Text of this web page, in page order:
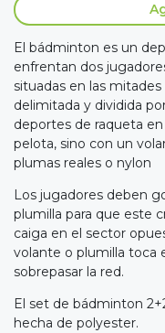
El bádminton es un
enfrentan dos
situadas en las
delimitada y dividida
deportes de raqueta
pelota, sino con un
plumas reales o nylon
Los jugadores deben
plumilla para que este
caiga en el sector
volante o plumilla toca
sobrepasar la red.
El set de bádminton
hecha de polyester.